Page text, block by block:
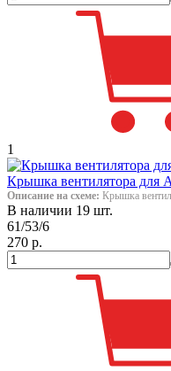
1
Крышка вентилятора для
Описание на схеме: Крышка
В наличии 19 шт.
61/53/6
270 р.